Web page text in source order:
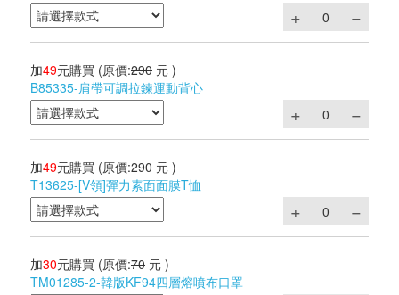
加49元購買 (原價:290 元 )
B85335-肩帶可調拉鍊運動背心
加49元購買 (原價:290 元 )
T13625-[V領]彈力素面面膜T恤
加30元購買 (原價:70 元 )
TM01285-2-韓版KF94四層熔噴布口罩